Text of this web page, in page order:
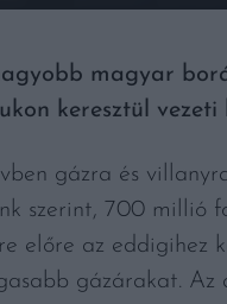
magyar
keresztül
gázra és
szerint, 700 millió
előre az eddigihez
gázárakat. Az